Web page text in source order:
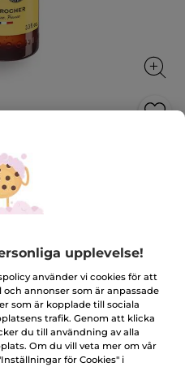
- Vanilj
stor omtanke
ml
Kr upplevelse!
använder vi cookies för att
annonser som är anpassade
som är kopplade till sociala
trafik. Genom att klicka
du till användning av alla
Om du vill veta mer om vår
för Cookies" i